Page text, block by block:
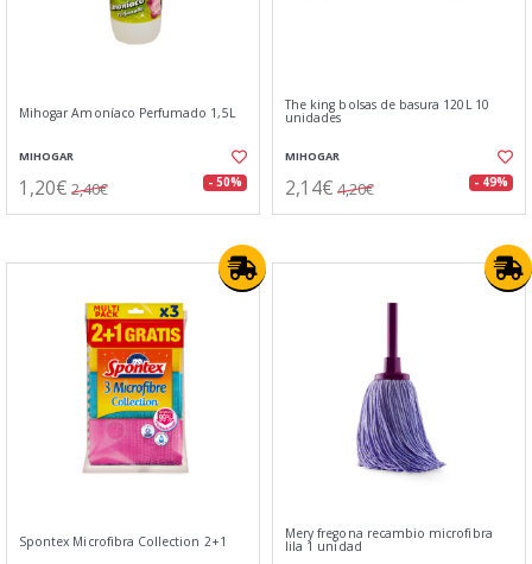
Mihogar Amoníaco Perfumado 1,5L
MIHOGAR
1,20€ 2,40€ - 50%
The king bolsas de basura 120L 10
unidades
MIHOGAR
2,14€ 4,20€ - 49%
Spontex Microfibra Collection 2+1 Mery fregona recambio microfibra
lila 1 unidad